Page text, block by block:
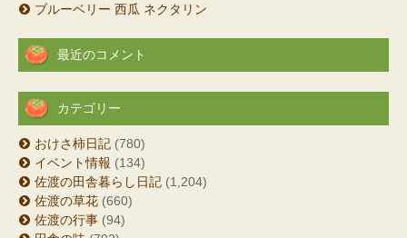
ブルーベリー 西瓜 ネクタリン
最近のコメント
カテゴリー
おけさ柿日記 (780)
イベント情報 (134)
佐渡の田舎暮らし日記 (1,204)
佐渡の草花 (660)
佐渡の行事 (94)